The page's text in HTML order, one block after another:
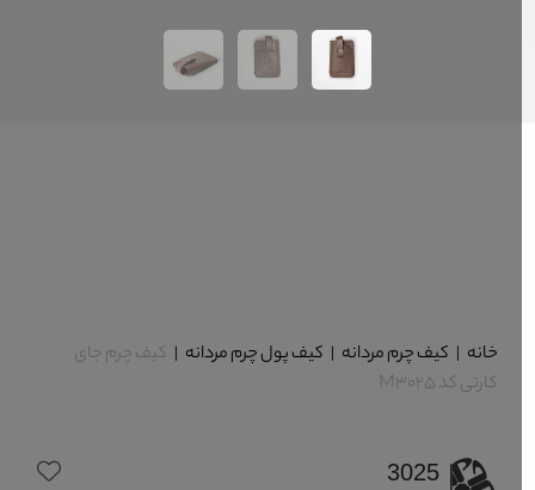
خانه | کیف چرم مردانه| کیف پول چرم مردانه| کیف چرم جای
کارتی کد M3025
3025